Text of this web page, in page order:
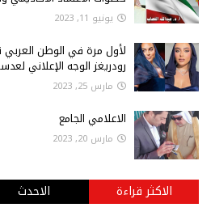
يونيو 11, 2023
لأول مرة في الوطن العربي
رودريغز الوجه الإعلاني
مارس 25, 2023
الاعلامي الجامع
مارس 20, 2023
الاكثر قراءة الاحدث